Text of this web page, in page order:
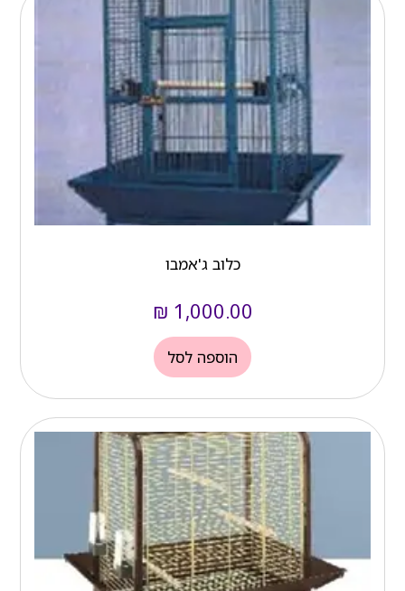
כלוב ג'אמבו
₪ 1,000.00
הוספה לסל